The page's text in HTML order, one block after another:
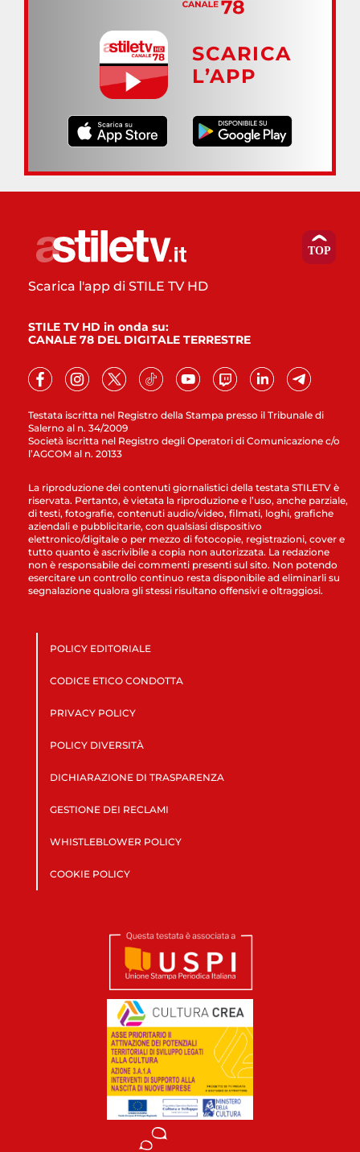
SCARICA
L’APP
Testata iscritta nel Registro della Stampa presso il Tribunale di
Salerno al n. 34/2009
Società iscritta nel Registro degli Operatori di Comunicazione c/o
l’AGCOM al n. 20133
Scarica l'app di STILE TV HD
STILE TV HD in onda su:
CANALE 78 DEL DIGITALE TERRESTRE
La riproduzione dei contenuti giornalistici della testata STILETV è
riservata. Pertanto, è vietata la riproduzione e l’uso, anche parziale,
di testi, fotografie, contenuti audio/video, filmati, loghi, grafiche
aziendali e pubblicitarie, con qualsiasi dispositivo
elettronico/digitale o per mezzo di fotocopie, registrazioni, cover e
tutto quanto è ascrivibile a copia non autorizzata. La redazione
non è responsabile dei commenti presenti sul sito. Non potendo
esercitare un controllo continuo resta disponibile ad eliminarli su
segnalazione qualora gli stessi risultano offensivi e oltraggiosi.
POLICY EDITORIALE
CODICE ETICO CONDOTTA
PRIVACY POLICY
POLICY DIVERSITÀ
DICHIARAZIONE DI TRASPARENZA
GESTIONE DEI RECLAMI
WHISTLEBLOWER POLICY
COOKIE POLICY